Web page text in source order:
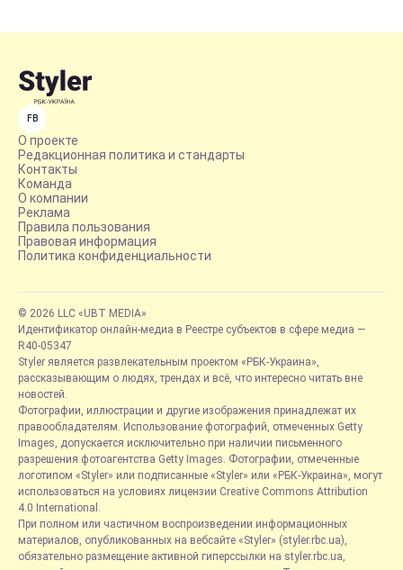
FB
О проекте
Редакционная политика и стандарты
Контакты
Команда
О компании
Реклама
Правила пользования
Правовая информация
Политика конфиденциальности
© 2026 LLC «UBT MEDIA»
Идентификатор онлайн-медиа в Реестре субъектов в сфере медиа —
R40-05347
Styler является развлекательным проектом «РБК-Украина»,
рассказывающим о людях, трендах и всё, что интересно читать вне
новостей.
Фотографии, иллюстрации и другие изображения принадлежат их
правообладателям. Использование фотографий, отмеченных Getty
Images, допускается исключительно при наличии письменного
разрешения фотоагентства Getty Images. Фотографии, отмеченные
логотипом «Styler» или подписанные «Styler» или «РБК-Украина», могут
использоваться на условиях лицензии Creative Commons Attribution
4.0 International.
При полном или частичном воспроизведении информационных
материалов, опубликованных на вебсайте «Styler» (styler.rbc.ua),
обязательно размещение активной гиперссылки на styler.rbc.ua,